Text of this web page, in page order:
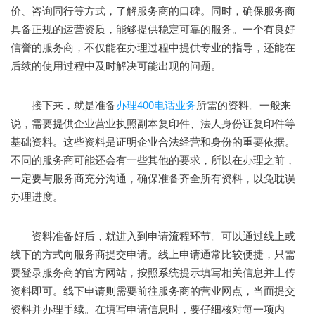
价、咨询同行等方式，了解服务商的口碑。同时，确保服务商
具备正规的运营资质，能够提供稳定可靠的服务。一个有良好
信誉的服务商，不仅能在办理过程中提供专业的指导，还能在
后续的使用过程中及时解决可能出现的问题。
接下来，就是准备办理400电话业务所需的资料。一般来
说，需要提供企业营业执照副本复印件、法人身份证复印件等
基础资料。这些资料是证明企业合法经营和身份的重要依据。
不同的服务商可能还会有一些其他的要求，所以在办理之前，
一定要与服务商充分沟通，确保准备齐全所有资料，以免耽误
办理进度。
资料准备好后，就进入到申请流程环节。可以通过线上或
线下的方式向服务商提交申请。线上申请通常比较便捷，只需
要登录服务商的官方网站，按照系统提示填写相关信息并上传
资料即可。线下申请则需要前往服务商的营业网点，当面提交
资料并办理手续。在填写申请信息时，要仔细核对每一项内